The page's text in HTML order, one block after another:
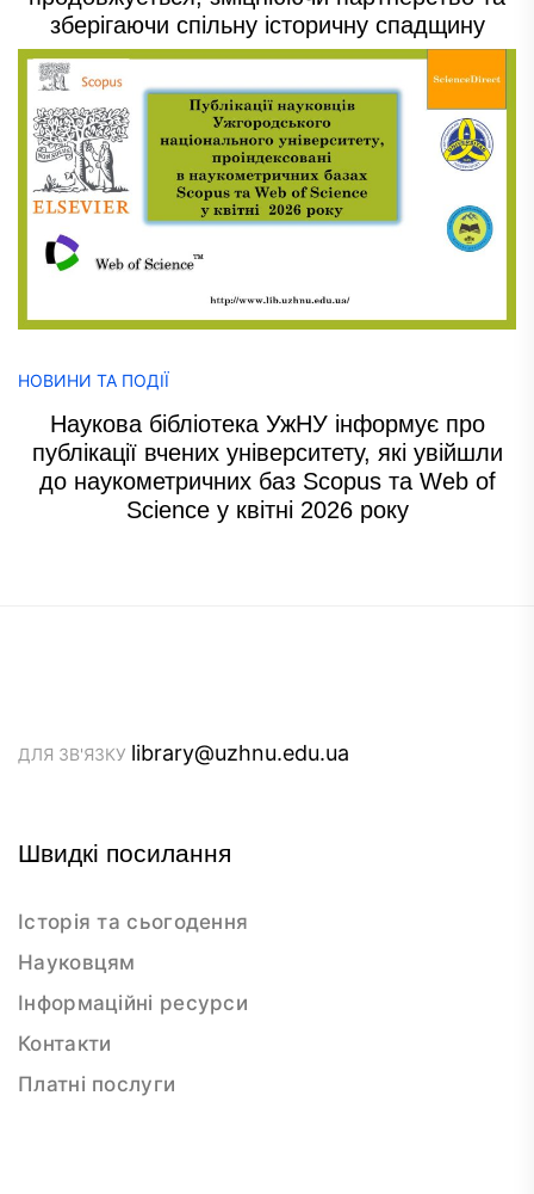
зберігаючи спільну історичну спадщину
НОВИНИ ТА ПОДІЇ
Наукова бібліотека УжНУ інформує про
публікації вчених університету, які увійшли
до наукометричних баз Scopus та Web of
Science у квітні 2026 року
ДЛЯ ЗВ'ЯЗКУ library@uzhnu.edu.ua
Швидкі посилання
Історія та сьогодення
Науковцям
Інформаційні ресурси
Контакти
Платні послуги